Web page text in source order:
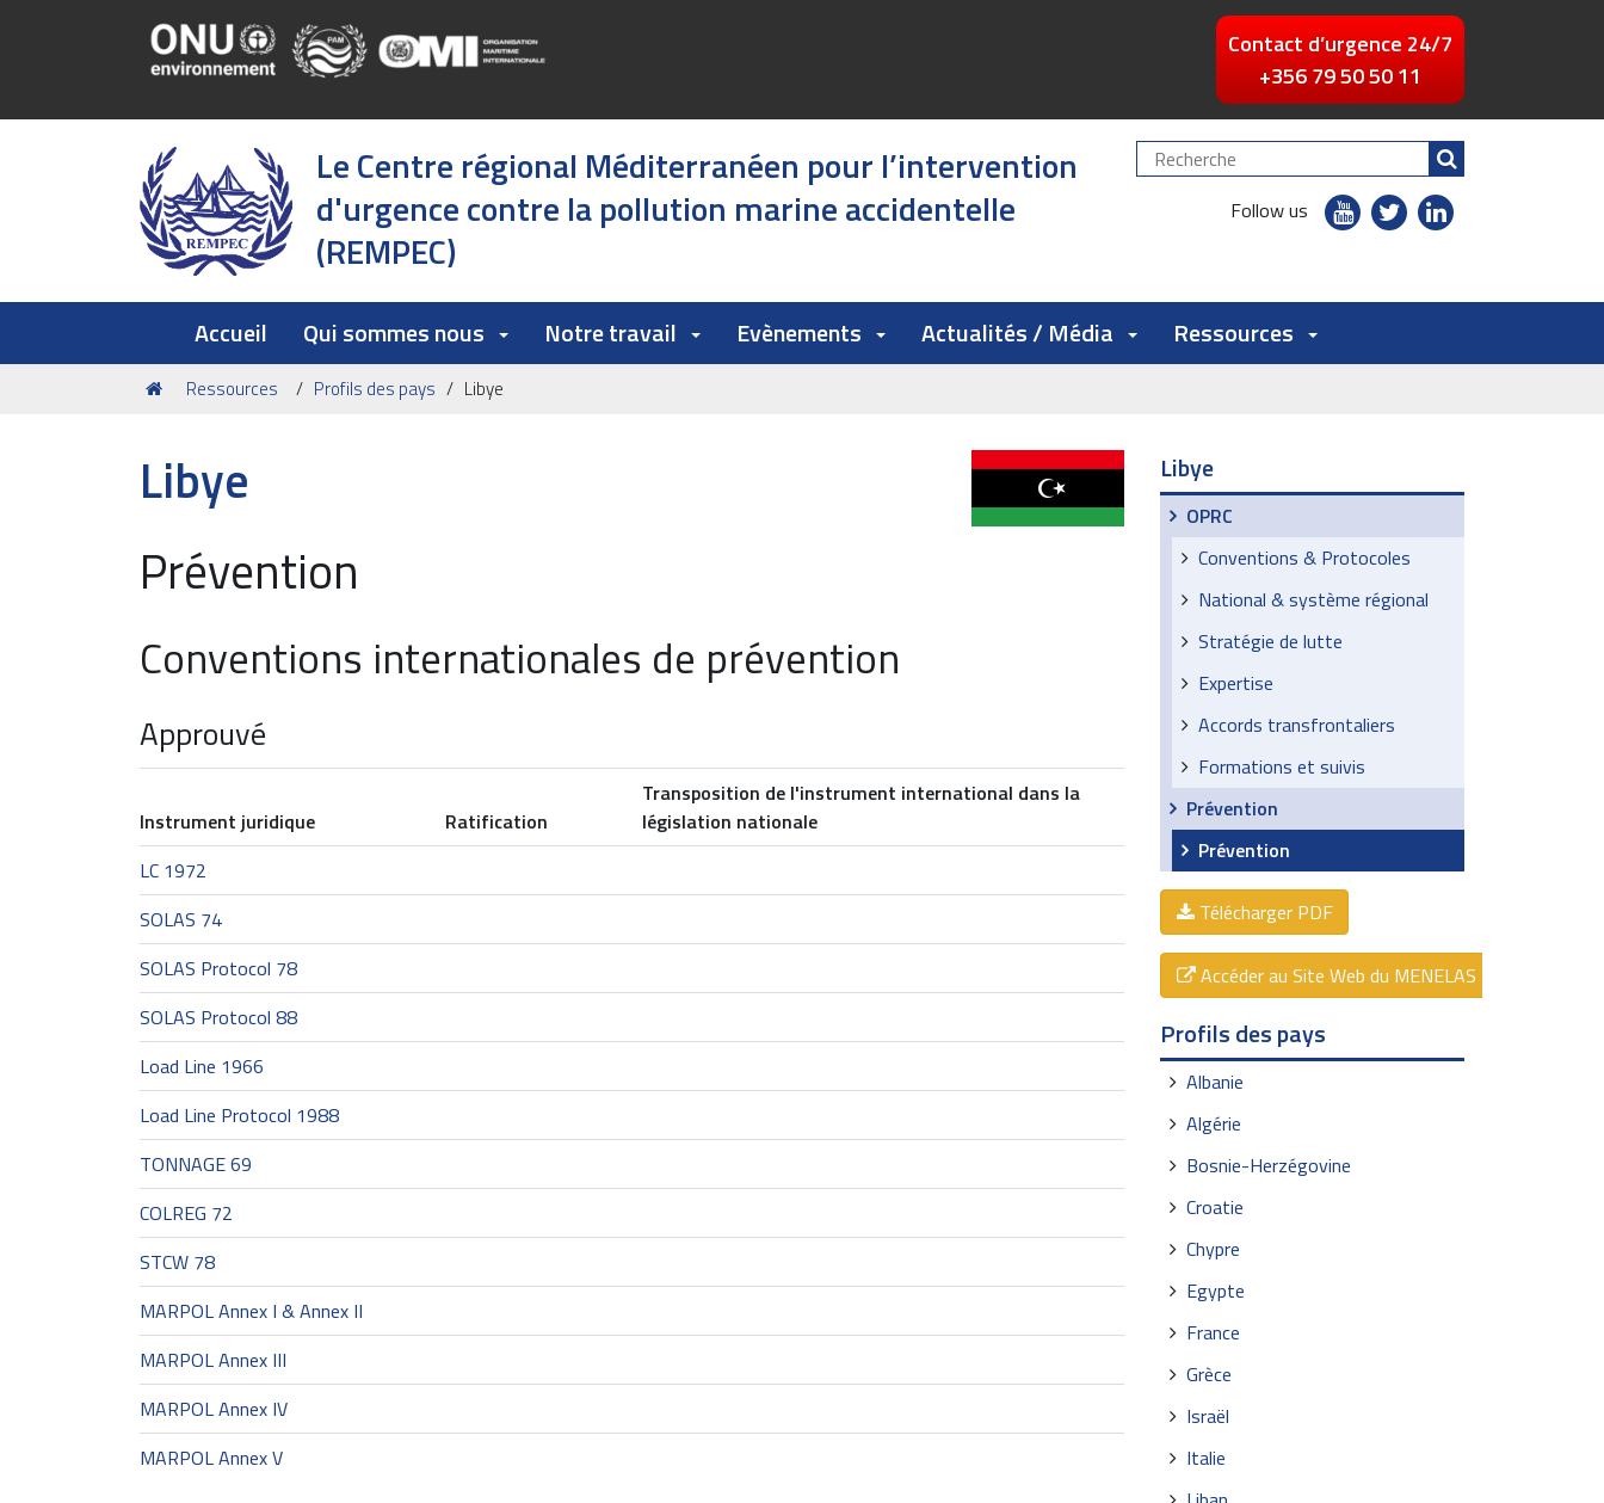
Contact d’urgence 24/7
+356 79 50 50 11
Le Centre régional Méditerranéen pour l’intervention
d'urgence contre la pollution marine accidentelle
(REMPEC)
Chercher
par
Follow us
youtubetwitterlinkedin
Accueil Qui sommes nous Notre travail Evènements Actualités / Média Ressources
Vous
Ressources Profils des pays Libye
Libye
Prévention
Conventions internationales de prévention
Approuvé
Instrument juridique Ratification
Transposition de l'instrument international dans la
législation nationale
LC 1972
SOLAS 74
SOLAS Protocol 78
SOLAS Protocol 88
Load Line 1966
Load Line Protocol 1988
TONNAGE 69
COLREG 72
STCW 78
MARPOL Annex I & Annex II
MARPOL Annex III
MARPOL Annex IV
MARPOL Annex V
Libye
OPRC
Conventions & Protocoles
National & système régional
Stratégie de lutte
Expertise
Accords transfrontaliers
Formations et suivis
Prévention
Prévention
Télécharger PDF
Accéder au Site Web du MENELAS
Profils des pays
Albanie
Algérie
Bosnie-Herzégovine
Croatie
Chypre
Egypte
France
Grèce
Israël
Italie